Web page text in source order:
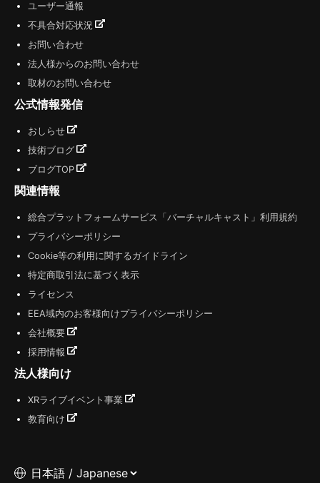
ユーザー通報
不具合対応状況
お問い合わせ
法人様からのお問い合わせ
取材のお問い合わせ
公式情報発信
おしらせ
技術ブログ
ブログTOP
関連情報
総合プラットフォームサービス「バーチャルキャスト」利用規約
プライバシーポリシー
Cookie等の利用に関するガイドライン
特定商取引法に基づく表示
ライセンス
EEA域内のお客様向けプライバシーポリシー
会社概要
採用情報
法人様向け
XRライブイベント事業
教育向け